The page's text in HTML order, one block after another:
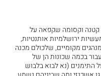
קטנה וקסומה שקפאה על
בעקבות מעשיות ירושלמיות אותנטיות,
מקומיים, שלכולם מכנה
בכמה שכונות הן של
התימנים (נא לבוא בלבוש